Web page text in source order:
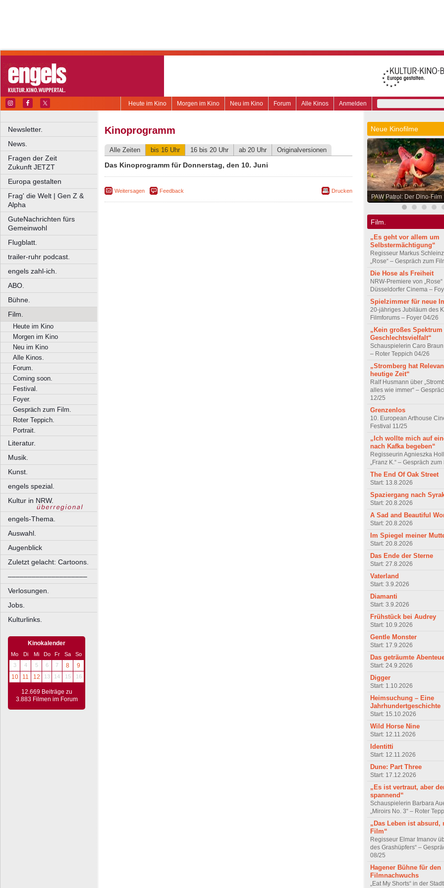
Anmelden
Alle Kinos
Forum
Neu im Kino
Morgen im Kino
Heute im Kino
Newsletter.
News.
Fragen der Zeit
Zukunft JETZT
Europa gestalten
Frag' die Welt | Gen Z &
Alpha
GuteNachrichten fürs
Gemeinwohl
Flugblatt.
trailer-ruhr podcast.
engels zahl-ich.
ABO.
Bühne.
Film.
Heute im Kino
Morgen im Kino
Neu im Kino
Alle Kinos.
Forum.
Coming soon.
Festival.
Foyer.
Gespräch zum Film.
Roter Teppich.
Portrait.
Literatur.
Musik.
Kunst.
engels spezial.
Kultur in NRW.
engels-Thema.
Auswahl.
Augenblick
Zuletzt gelacht: Cartoons.
––––––––––––––––––––
Verlosungen.
Jobs.
Kulturlinks.
Kinokalender
Mo Di Mi Do Fr Sa
So
3
4 5 6 7 8
9
10
11 12 13 14 15 16
12.669 Beiträge zu
3.883 Filmen im Forum
Kinoprogramm
Alle Zeiten bis 16 Uhr 16 bis 20 Uhr ab 20 Uhr Originalversionen
Das Kinoprogramm für Donnerstag, den 10. Juni
Weitersagen Feedback Drucken
Neue Kinofilme
PAW Patrol: Der Dino-Film
Film.
„Es geht vor allem um
Selbstermächtigung“
Regisseur Markus
„Rose“ – Gespräch zum
Die Hose als Freiheit
NRW-Premiere von „Rose“
Düsseldorfer Cinema –
Spielzimmer für neue
20-jähriges Jubiläum des
Filmforums – Foyer 04/26
„Kein großes Spektrum
Geschlechtsvielfalt“
Schauspielerin Caro Braun
– Roter Teppich 04/26
„Stromberg hat
heutige Zeit“
Ralf Husmann über
alles wie immer“ –
12/25
Grenzenlos
10. European Arthouse
Festival 11/25
„Ich wollte mich auf
nach Kafka begeben“
Regisseurin Agnieszka
„Franz K.“ – Gespräch
The End Of Oak Street
Start: 13.8.2026
Spaziergang nach
Start: 20.8.2026
A Sad and Beautiful
Start: 20.8.2026
Im Spiegel meiner
Start: 20.8.2026
Das Ende der Sterne
Start: 27.8.2026
Vaterland
Start: 3.9.2026
Diamanti
Start: 3.9.2026
Frühstück bei Audrey
Start: 10.9.2026
Gentle Monster
Start: 17.9.2026
Das geträumte
Start: 24.9.2026
Digger
Start: 1.10.2026
Heimsuchung – Eine
Jahrhundertgeschichte
Start: 15.10.2026
Wild Horse Nine
Start: 12.11.2026
Identitti
Start: 12.11.2026
Dune: Part Three
Start: 17.12.2026
„Es ist vertraut, aber
spannend“
Schauspielerin Barbara
„Miroirs No. 3“ – Roter
„Das Leben ist absurd,
Film“
Regisseur Elmar Imanov
des Grashüpfers“ –
08/25
Hagener Bühne für den
Filmnachwuchs
„Eat My Shorts“ in der